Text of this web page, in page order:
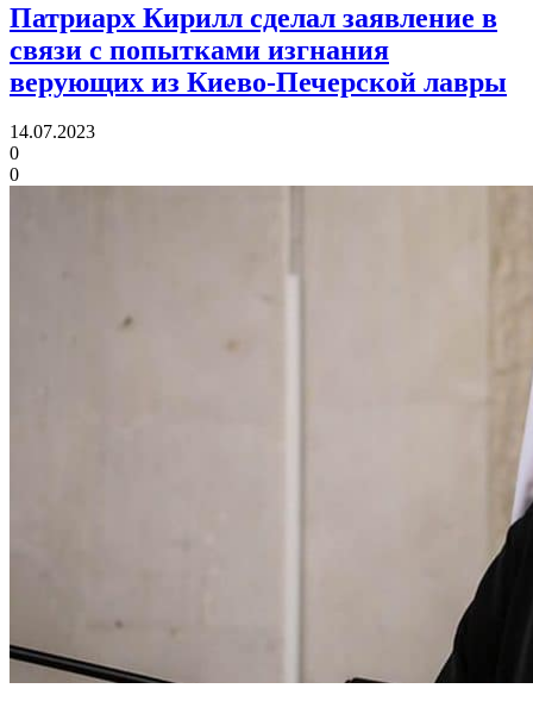
Патриарх Кирилл сделал заявление в
связи с попытками изгнания
верующих из Киево-Печерской лавры
14.07.2023
0
0